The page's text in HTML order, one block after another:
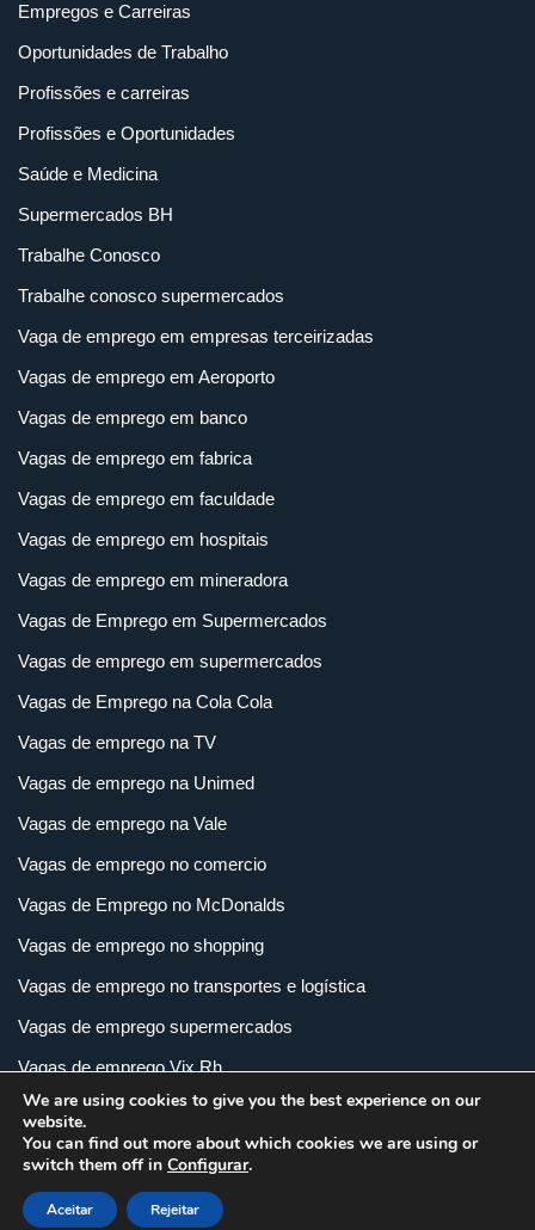
Empregos e Carreiras
Oportunidades de Trabalho
Profissões e carreiras
Profissões e Oportunidades
Saúde e Medicina
Supermercados BH
Trabalhe Conosco
Trabalhe conosco supermercados
Vaga de emprego em empresas terceirizadas
Vagas de emprego em Aeroporto
Vagas de emprego em banco
Vagas de emprego em fabrica
Vagas de emprego em faculdade
Vagas de emprego em hospitais
Vagas de emprego em mineradora
Vagas de Emprego em Supermercados
Vagas de emprego em supermercados
Vagas de Emprego na Cola Cola
Vagas de emprego na TV
Vagas de emprego na Unimed
Vagas de emprego na Vale
Vagas de emprego no comercio
Vagas de Emprego no McDonalds
Vagas de emprego no shopping
Vagas de emprego no transportes e logística
Vagas de emprego supermercados
Vagas de emprego Vix Rh
Vagas de empregos em imobiliária
Vagas de empregos em loja
Vagas de empregos na indústria
We are using cookies to give you the best experience on our
website.
You can find out more about which cookies we are using or
switch them off in Configurar.
Aceitar Rejeitar